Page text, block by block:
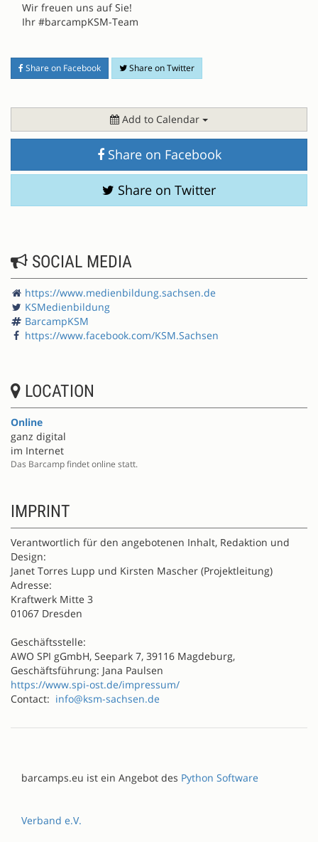
Wir freuen uns auf Sie!
Ihr #barcampKSM-Team
Share on Facebook Share on Twitter
Add to Calendar
Share on Facebook
Share on Twitter
SOCIAL MEDIA
https://www.medienbildung.sachsen.de
KSMedienbildung
BarcampKSM
https://www.facebook.com/KSM.Sachsen
LOCATION
Online
ganz digital
im Internet
Das Barcamp findet online statt.
IMPRINT
Verantwortlich für den angebotenen Inhalt, Redaktion und
Design:
Janet Torres Lupp und Kirsten Mascher (Projektleitung)
Adresse:
Kraftwerk Mitte 3
01067 Dresden
Geschäftsstelle:
AWO SPI gGmbH, Seepark 7, 39116 Magdeburg,
Geschäftsführung: Jana Paulsen
https://www.spi-ost.de/impressum/
Contact: info@ksm-sachsen.de
barcamps.eu ist ein Angebot des Python Software
Verband e.V.